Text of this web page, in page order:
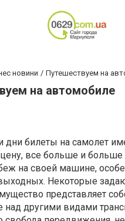
новини Путешествуем на
на автомобиле
дни билеты на самолет
все больше и
на своей машине,
Некоторые
представляет
над другими видами